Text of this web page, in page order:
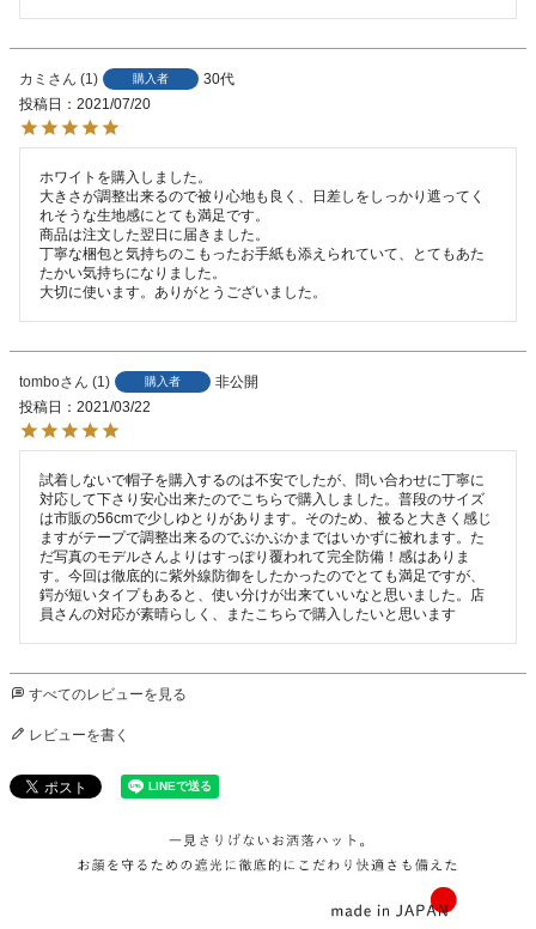
カミ 1 購入者
30代
投稿日
2021/07/20
ホワイトを購入しました。
大きさが調整出来るので被り心地も良く、日差しをしっかり遮ってく
れそうな生地感にとても満足です。
商品は注文した翌日に届きました。
丁寧な梱包と気持ちのこもったお手紙も添えられていて、とてもあた
たかい気持ちになりました。
大切に使います。ありがとうございました。
tombo 1 購入者
非公開
投稿日
2021/03/22
試着しないで帽子を購入するのは不安でしたが、問い合わせに丁寧に
対応して下さり安心出来たのでこちらで購入しました。普段のサイズ
は市販の56cmで少しゆとりがあります。そのため、被ると大きく感じ
ますがテープで調整出来るのでぶかぶかまではいかずに被れます。た
だ写真のモデルさんよりはすっぽり覆われて完全防備！感はありま
す。今回は徹底的に紫外線防御をしたかったのでとても満足ですが、
鍔が短いタイプもあると、使い分けが出来ていいなと思いました。店
員さんの対応が素晴らしく、またこちらで購入したいと思います
すべてのレビューを見る
レビューを書く